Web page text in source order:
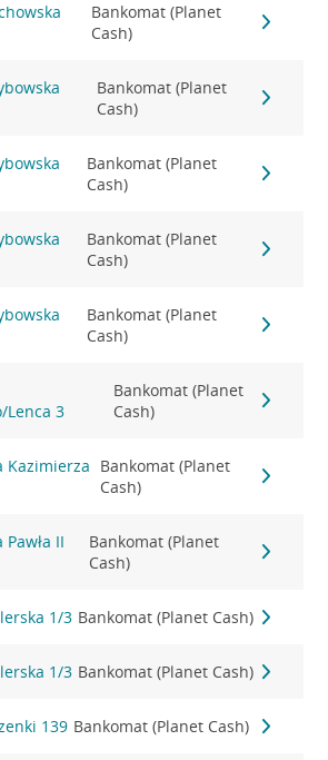
Bankomat (Planet
Cash)
Bankomat (Planet
Cash)
Bankomat (Planet
Cash)
Bankomat (Planet
Cash)
Bankomat (Planet
Cash)
Lenca 3
Bankomat (Planet
Cash)
Kazimierza Bankomat (Planet
Cash)
II
Bankomat (Planet
Cash)
1/3 Bankomat (Planet Cash)
1/3 Bankomat (Planet Cash)
139 Bankomat (Planet Cash)